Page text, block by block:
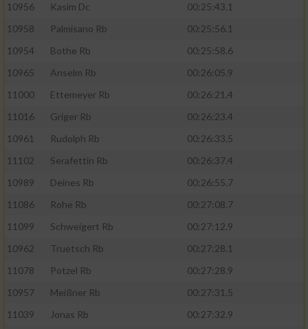
10956
Kasim Dc
00:25:43.1
10958
Palmisano Rb
00:25:56.1
10954
Bothe Rb
00:25:58.6
10965
Anselm Rb
00:26:05.9
11000
Ettemeyer Rb
00:26:21.4
11016
Griger Rb
00:26:23.4
10961
Rudolph Rb
00:26:33.5
11102
Serafettin Rb
00:26:37.4
10989
Deines Rb
00:26:55.7
11086
Rohe Rb
00:27:08.7
11099
Schweigert Rb
00:27:12.9
10962
Truetsch Rb
00:27:28.1
11078
Potzel Rb
00:27:28.9
10957
Meißner Rb
00:27:31.5
11039
Jonas Rb
00:27:32.9